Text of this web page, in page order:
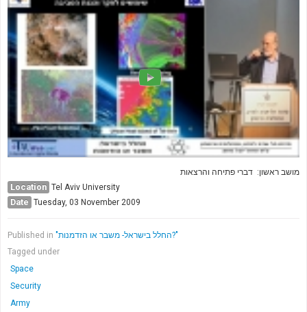
מושב ראשון: דברי פתיחה והרצאות
Location Tel Aviv University
Date Tuesday, 03 November 2009
Published in
"החלל בישראל- משבר או הזדמנות?"
Tagged under
Space
Security
Army